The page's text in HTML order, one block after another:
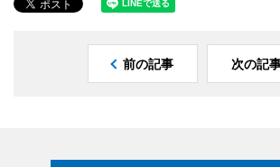
前の記事 次の記